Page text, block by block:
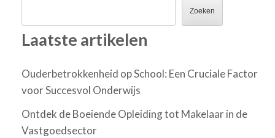
Zoeken
Laatste artikelen
Ouderbetrokkenheid op School: Een Cruciale Factor
voor Succesvol Onderwijs
Ontdek de Boeiende Opleiding tot Makelaar in de
Vastgoedsector